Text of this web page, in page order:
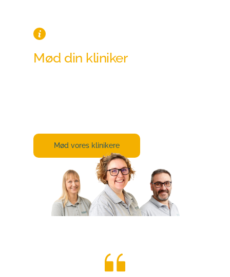
Mød din kliniker
Mød vores klinikere